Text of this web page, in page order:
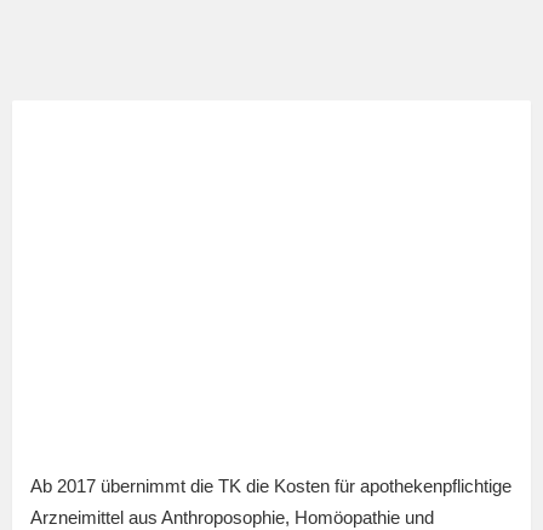
Ab 2017 übernimmt die TK die Kosten für apothekenpflichtige
Arzneimittel aus Anthroposophie, Homöopathie und